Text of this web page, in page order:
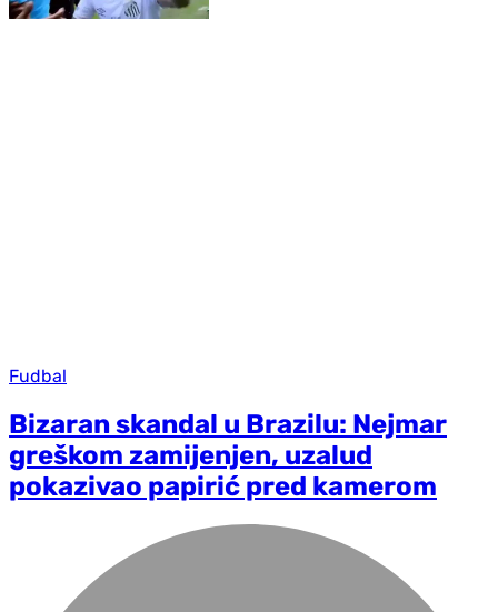
Fudbal
Bizaran skandal u Brazilu: Nejmar
greškom zamijenjen, uzalud
pokazivao papirić pred kamerom